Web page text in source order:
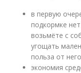
в первую
подкормке
возьмёте с
угощать
польза от
экономия